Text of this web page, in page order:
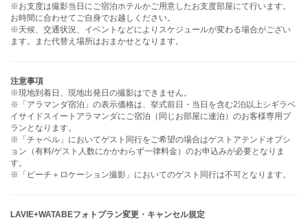
※お支度は撮影当日にご宿泊ホテルかご用意したお支度部屋にて行います。
お時間に合わせてご自身でお越しください。
※天候、交通状況、イベントなどによりスケジュールが変わる場合がござい
ます。また代替え場所はおまかせとなります。
注意事項
※現地到着日、現地出発日の撮影はできません。
※「アラマンダ宿泊」の表示価格は、挙式前日・当日を含む2泊以上シギラベ
イサイドスイートアラマンダにご宿泊（同じお部屋に連泊）のお客様専用プ
ランとなります。
※「チャペル」においてゲスト同行をご希望の場合はゲストアテンドオプシ
ョン（有料/ゲスト人数にかかわらず一律料金）のお申込みが必要となりま
す。
※「ビーチ＋ロケーション撮影」においてのゲスト同行は不可となります。
LAVIE+WATABEフォトプラン変更・キャンセル規定